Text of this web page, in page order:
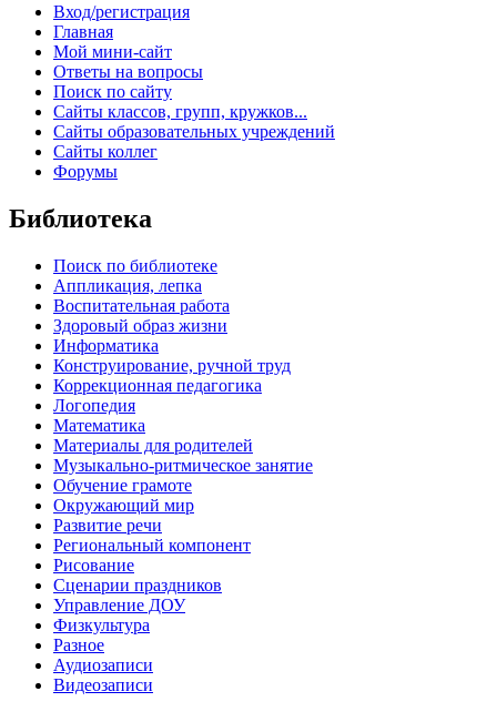
Вход/регистрация
Главная
Мой мини-сайт
Ответы на вопросы
Поиск по сайту
Сайты классов, групп, кружков...
Сайты образовательных учреждений
Сайты коллег
Форумы
Библиотека
Поиск по библиотеке
Аппликация, лепка
Воспитательная работа
Здоровый образ жизни
Информатика
Конструирование, ручной труд
Коррекционная педагогика
Логопедия
Математика
Материалы для родителей
Музыкально-ритмическое занятие
Обучение грамоте
Окружающий мир
Развитие речи
Региональный компонент
Рисование
Сценарии праздников
Управление ДОУ
Физкультура
Разное
Аудиозаписи
Видеозаписи